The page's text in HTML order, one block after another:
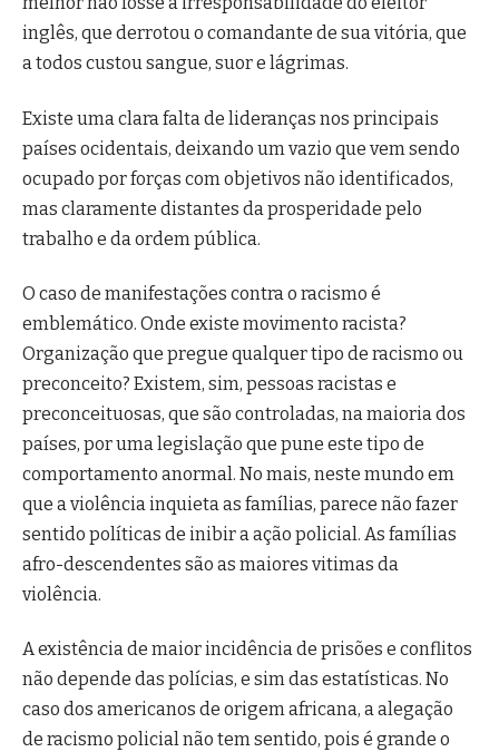
inglês, que derrotou o comandante de sua vitória, que
a todos custou sangue, suor e lágrimas.
Existe uma clara falta de lideranças nos principais
países ocidentais, deixando um vazio que vem sendo
ocupado por forças com objetivos não identificados,
mas claramente distantes da prosperidade pelo
trabalho e da ordem pública.
O caso de manifestações contra o racismo é
emblemático. Onde existe movimento racista?
Organização que pregue qualquer tipo de racismo ou
preconceito? Existem, sim, pessoas racistas e
preconceituosas, que são controladas, na maioria dos
países, por uma legislação que pune este tipo de
comportamento anormal. No mais, neste mundo em
que a violência inquieta as famílias, parece não fazer
sentido políticas de inibir a ação policial. As famílias
afro-descendentes são as maiores vitimas da
violência.
A existência de maior incidência de prisões e conflitos
não depende das polícias, e sim das estatísticas. No
caso dos americanos de origem africana, a alegação
de racismo policial não tem sentido, pois é grande o